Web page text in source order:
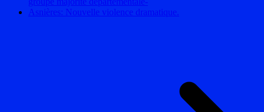
Asnières: Nouvelle violence dramatique.